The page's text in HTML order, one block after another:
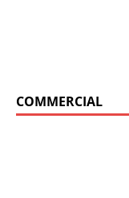
COMMERCIAL